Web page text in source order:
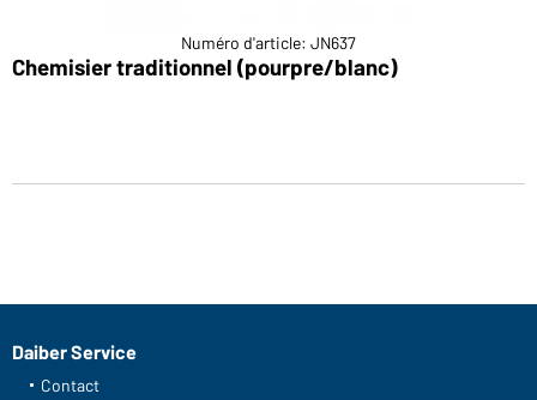
Numéro d'article: JN637
Chemisier traditionnel (pourpre/blanc)
Daiber Service
Contact